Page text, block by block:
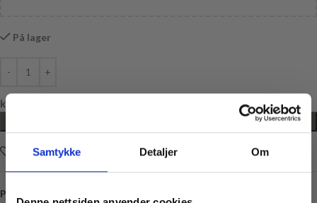
Samtykke Detaljer Om
På lager
kr
Legg i ønskelisten
Produktnummer: